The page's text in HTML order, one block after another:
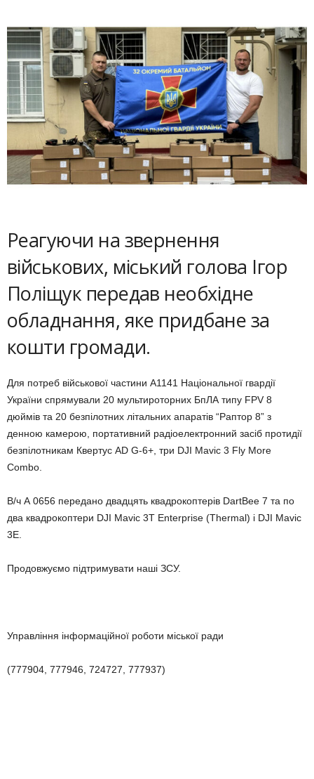
Реагуючи на звернення
військових, міський голова Ігор
Поліщук передав необхідне
обладнання, яке придбане за
кошти громади.
Для потреб військової частини А1141 Національної гвардії
України спрямували 20 мультироторних БпЛА типу FPV 8
дюймів та 20 безпілотних літальних апаратів “Раптор 8” з
денною камерою, портативний радіоелектронний засіб протидії
безпілотникам Квертус AD G-6+, три DJI Mavic 3 Fly More
Combo.
В/ч А 0656 передано двадцять квадрокоптерів DartBee 7 та по
два квадрокоптери DJI Mavic 3T Enterprise (Thermal) і DJI Mavic
3Е.
Продовжуємо підтримувати наші ЗСУ.
Управління інформаційної роботи міської ради
(777904, 777946, 724727, 777937)